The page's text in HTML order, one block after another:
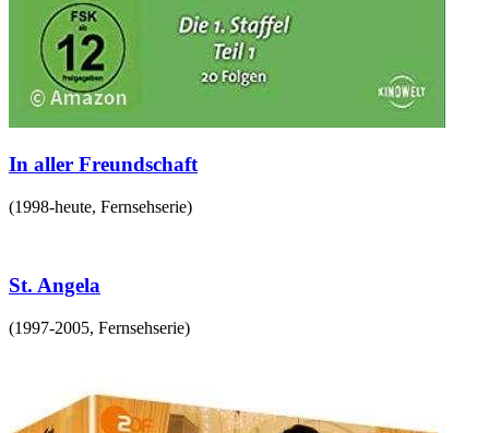
In aller Freundschaft
(1998-heute, Fernsehserie)
St. Angela
(1997-2005, Fernsehserie)